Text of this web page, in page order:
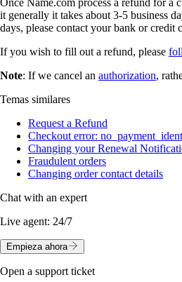
Once Name.com process a refund for a
it generally it takes about 3-5 business
days, please contact your bank or
If you wish to fill out a refund, please
Note: If we cancel an authorization,
Temas similares
Request a Refund
Checkout error:
Changing your Renewal
Fraudulent orders
Changing order contact details
Chat with an expert
Live agent: 24/7
Empieza ahora
Open a support ticket